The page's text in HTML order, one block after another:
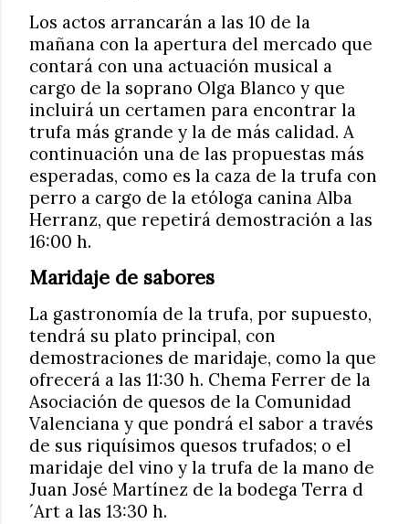
Los actos arrancarán a las 10 de la
mañana con la apertura del mercado que
contará con una actuación musical a
cargo de la soprano Olga Blanco y que
incluirá un certamen para encontrar la
trufa más grande y la de más calidad. A
continuación una de las propuestas más
esperadas, como es la caza de la trufa con
perro a cargo de la etóloga canina Alba
Herranz, que repetirá demostración a las
16:00 h.
Maridaje de sabores
La gastronomía de la trufa, por supuesto,
tendrá su plato principal, con
demostraciones de maridaje, como la que
ofrecerá a las 11:30 h. Chema Ferrer de la
Asociación de quesos de la Comunidad
Valenciana y que pondrá el sabor a través
de sus riquísimos quesos trufados; o el
maridaje del vino y la trufa de la mano de
Juan José Martínez de la bodega Terra d
´Art a las 13:30 h.